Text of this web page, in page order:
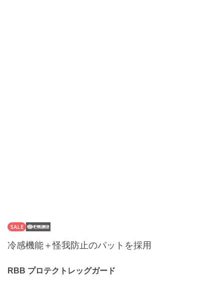
RBB プロテクトレッグガード
冷感機能＋怪我防止のパットを採用